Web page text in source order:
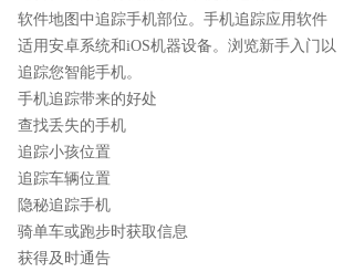
软件地图中追踪手机部位。手机追踪应用软件
适用安卓系统和iOS机器设备。浏览新手入门以
追踪您智能手机。
手机追踪带来的好处
查找丢失的手机
追踪小孩位置
追踪车辆位置
隐秘追踪手机
骑单车或跑步时获取信息
获得及时通告